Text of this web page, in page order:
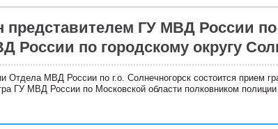
представителем ГУ МВД России
России по городскому округу
Отдела МВД России по г.о. Солнечногорск состоится прием
ГУ МВД России по Московской области полковником